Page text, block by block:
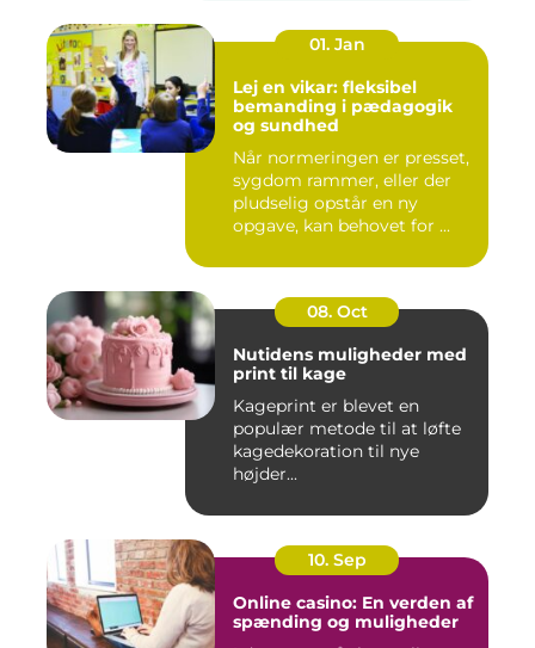
01. Jan
Lej en vikar: fleksibel
bemanding i pædagogik
og sundhed
Når normeringen er presset,
sygdom rammer, eller der
pludselig opstår en ny
opgave, kan behovet for ...
08. Oct
Nutidens muligheder med
print til kage
Kageprint er blevet en
populær metode til at løfte
kagedekoration til nye
højder...
10. Sep
Online casino: En verden af
spænding og muligheder